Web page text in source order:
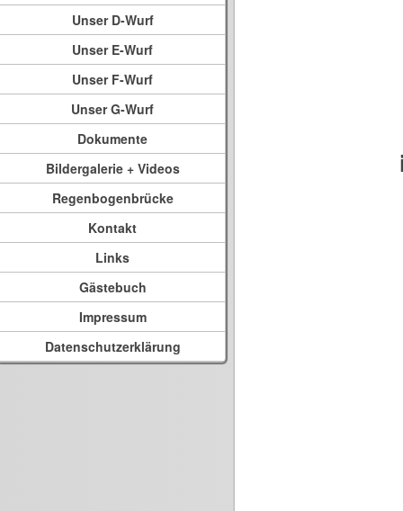
Unser D-Wurf
Unser E-Wurf
Unser F-Wurf
Unser G-Wurf
Dokumente
Bildergalerie + Videos
Regenbogenbrücke
Kontakt
Links
Gästebuch
Impressum
Datenschutzerklärung